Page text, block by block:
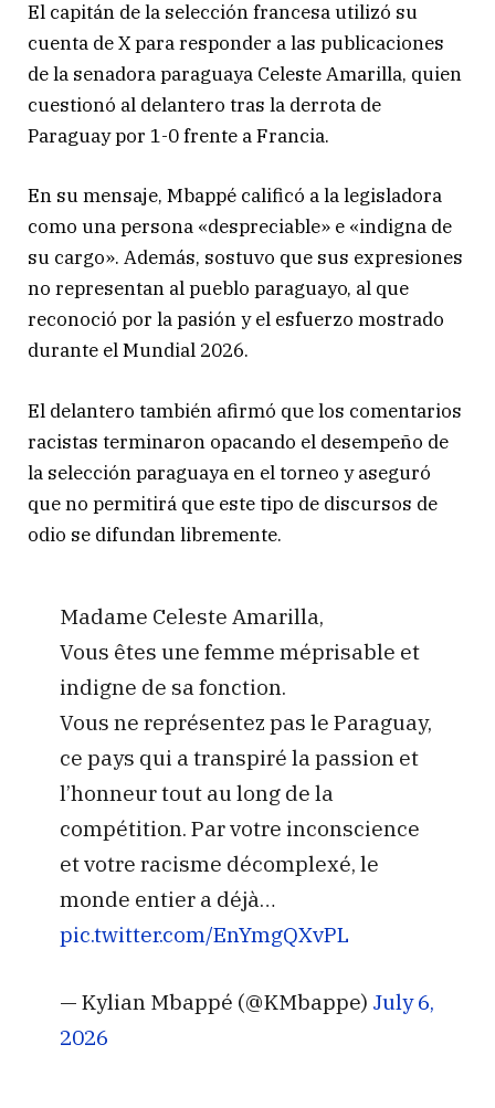
El capitán de la selección francesa utilizó su
cuenta de X para responder a las publicaciones
de la senadora paraguaya Celeste Amarilla, quien
cuestionó al delantero tras la derrota de
Paraguay por 1-0 frente a Francia.
En su mensaje, Mbappé calificó a la legisladora
como una persona «despreciable» e «indigna de
su cargo». Además, sostuvo que sus expresiones
no representan al pueblo paraguayo, al que
reconoció por la pasión y el esfuerzo mostrado
durante el Mundial 2026.
El delantero también afirmó que los comentarios
racistas terminaron opacando el desempeño de
la selección paraguaya en el torneo y aseguró
que no permitirá que este tipo de discursos de
odio se difundan libremente.
Madame Celeste Amarilla,
Vous êtes une femme méprisable et
indigne de sa fonction.
Vous ne représentez pas le Paraguay,
ce pays qui a transpiré la passion et
l’honneur tout au long de la
compétition. Par votre inconscience
et votre racisme décomplexé, le
monde entier a déjà…
pic.twitter.com/EnYmgQXvPL
— Kylian Mbappé (@KMbappe) July 6,
2026